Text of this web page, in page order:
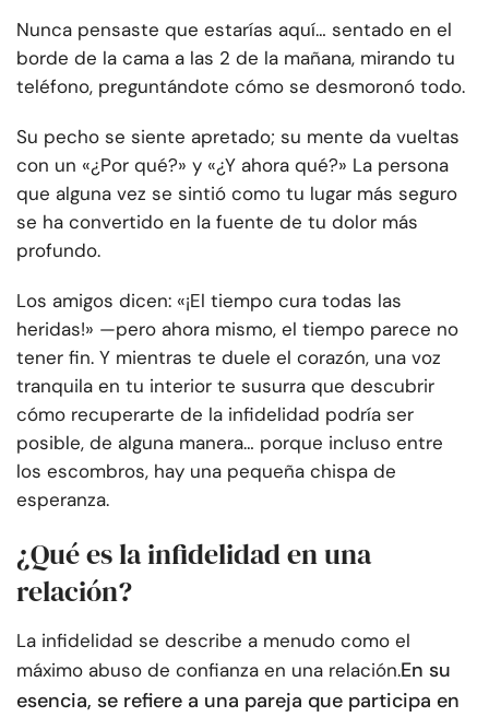
Nunca pensaste que estarías aquí… sentado en el
borde de la cama a las 2 de la mañana, mirando tu
teléfono, preguntándote cómo se desmoronó todo.
Su pecho se siente apretado; su mente da vueltas
con un «¿Por qué?» y «¿Y ahora qué?» La persona
que alguna vez se sintió como tu lugar más seguro
se ha convertido en la fuente de tu dolor más
profundo.
Los amigos dicen: «¡El tiempo cura todas las
heridas!» —pero ahora mismo, el tiempo parece no
tener fin. Y mientras te duele el corazón, una voz
tranquila en tu interior te susurra que descubrir
cómo recuperarte de la infidelidad podría ser
posible, de alguna manera… porque incluso entre
los escombros, hay una pequeña chispa de
esperanza.
¿Qué es la infidelidad en una
relación?
La infidelidad se describe a menudo como el
máximo abuso de confianza en una relación.En su
esencia, se refiere a una pareja que participa en